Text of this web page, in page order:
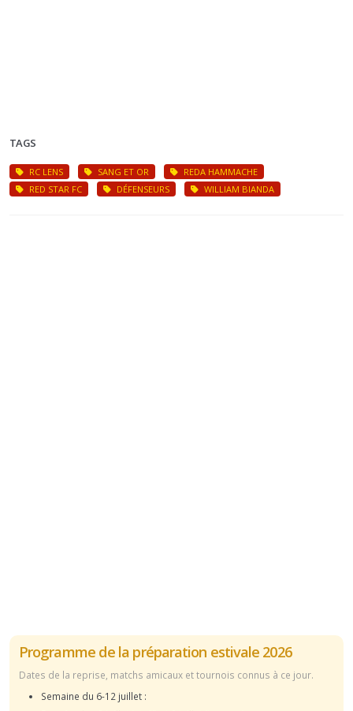
TAGS
RC LENS SANG ET OR
REDA HAMMACHE
RED STAR FC
DÉFENSEURS WILLIAM BIANDA
Programme de la préparation estivale 2026
Dates de la reprise, matchs amicaux et tournois connus à ce jour.
Semaine du 6-12 juillet :